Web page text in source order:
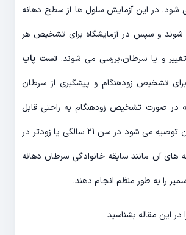
شود. در این آزمایش سلول ها از سطح دهانه
و سپس در آزمایشگاه برای تشخیص هر
تغییر و یا سرطان،بررسی می شوند.تست پاپ
برای تشخیص زودهنگام و پیشگیری از سرطان
در صورت تشخیص زودهنگام به راحتی قابل
درمان است. به زنان توصیه می شود در سن 21 سالگی یا زودتر در
های آن مانند سابقه خانوادگی سرطان دهانه
را به طور منظم انجام دهند.
در این مقاله بشناسید